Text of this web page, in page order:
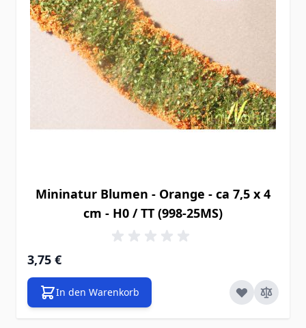
Mininatur Blumen - Orange - ca 7,5 x 4
cm - H0 / TT (998-25MS)
3,75 €
In den Warenkorb